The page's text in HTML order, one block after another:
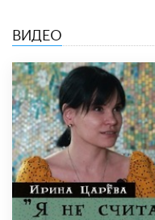
ВИДЕО